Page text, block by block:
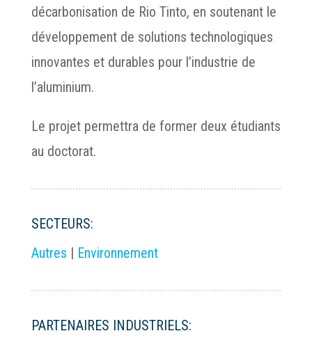
décarbonisation de Rio Tinto, en soutenant le
développement de solutions technologiques
innovantes et durables pour l’industrie de
l’aluminium.
Le projet permettra de former deux étudiants
au doctorat.
SECTEURS:
Autres | Environnement
PARTENAIRES INDUSTRIELS: